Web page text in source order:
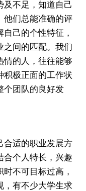
及不足，知道自己
他们总能准确的评
己的个性特征，
之间的匹配。我们
情的人，往往能够
积极正面的工作状
个团队的良好发
适的职业发展方
合个人特长，兴趣
不可目标过高，
，有不少大学生求